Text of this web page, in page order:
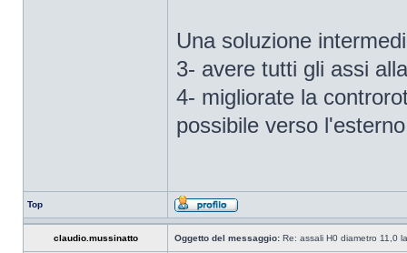
Una soluzione
3- avere tutti gli assi
4- migliorate la
possibile verso
Top
claudio.mussinatto Oggetto del messaggio: Re: assali H0 diametro 11,0